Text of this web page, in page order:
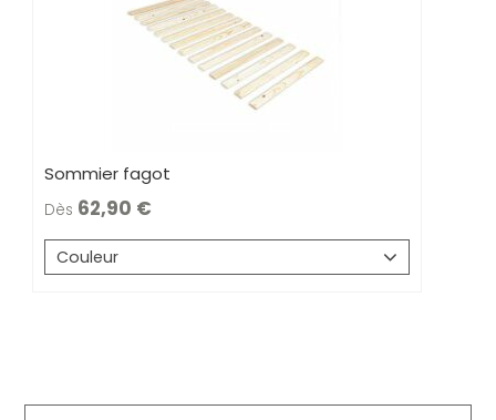
Sommier fagot
Dès 62,90
Couleur